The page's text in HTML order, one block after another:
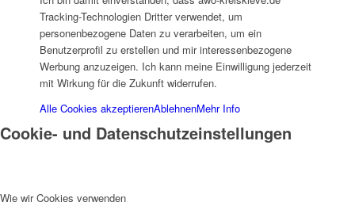
Tracking-Technologien Dritter verwendet, um
personenbezogene Daten zu verarbeiten, um ein
Benutzerprofil zu erstellen und mir interessenbezogene
Werbung anzuzeigen. Ich kann meine Einwilligung jederzeit
mit Wirkung für die Zukunft widerrufen.
Alle Cookies akzeptierenAblehnenMehr Info
Cookie- und Datenschutzeinstellungen
Wie wir Cookies verwenden